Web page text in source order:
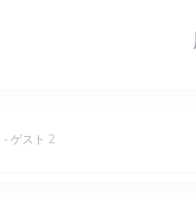
ゲスト 2